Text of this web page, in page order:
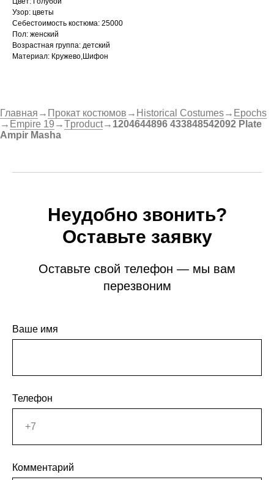
Узор: цветы
Себестоимость костюма: 25000
Пол: женский
Возрастная группа: детский
Материал: Кружево,Шифон
Главная → Прокат костюмов → Historical Costumes→ Epochs
→ Empire 19 →Tproduct→ 1204644896 433848542092 Plate
Ampir Masha
Неудобно звонить?
Оставьте заявку
Оставьте свой телефон — мы вам
перезвоним
Ваше имя
Телефон
Комментарий